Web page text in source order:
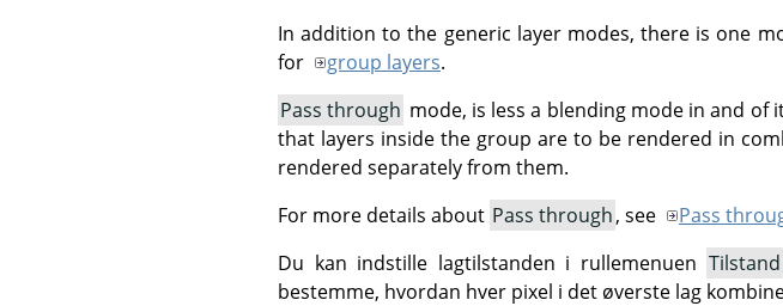
In addition to the generic layer modes, there is one
for
group layers.
Pass through mode, is less a blending mode in and
that layers inside the group are to be rendered in
rendered separately from them.
For more details about Pass through, see Pass
Du kan indstille lagtilstanden i rullemenuen Tilstand
bestemme, hvordan hver pixel i det øverste lag